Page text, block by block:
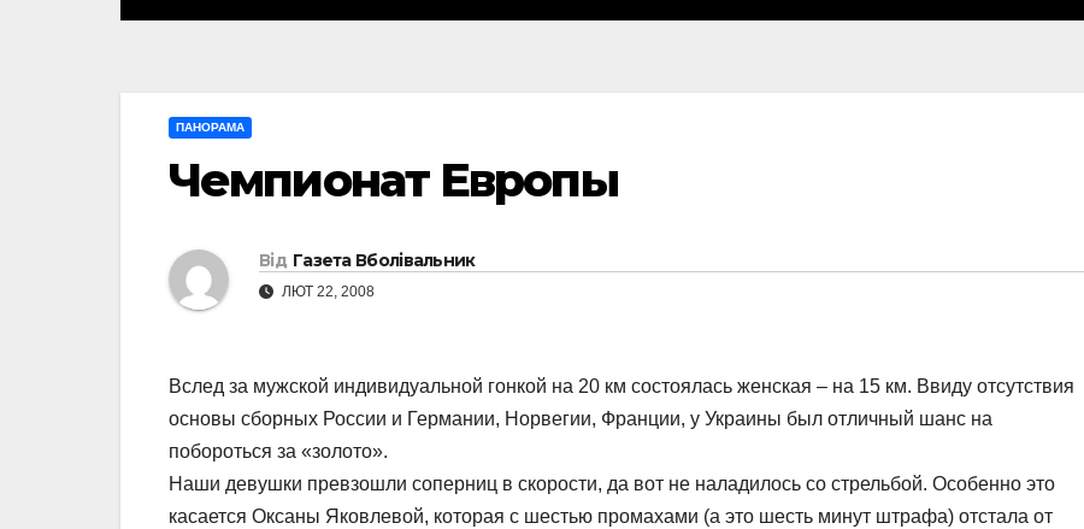
ПАНОРАМА
Чемпионат Европы
Від Газета Вболівальник
ЛЮТ 22, 2008
Вслед за мужской индивидуальной гонкой на 20 км состоялась женская – на 15 км. Ввиду отсутствия
основы сборных России и Германии, Норвегии, Франции, у Украины был отличный шанс на
побороться за «золото».
Наши девушки превзошли соперниц в скорости, да вот не наладилось со стрельбой. Особенно это
касается Оксаны Яковлевой, которая с шестью промахами (а это шесть минут штрафа) отстала от